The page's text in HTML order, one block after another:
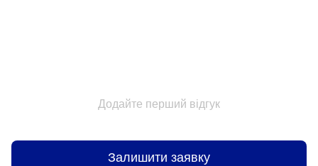
Додайте перший відгук
Залишити заявку